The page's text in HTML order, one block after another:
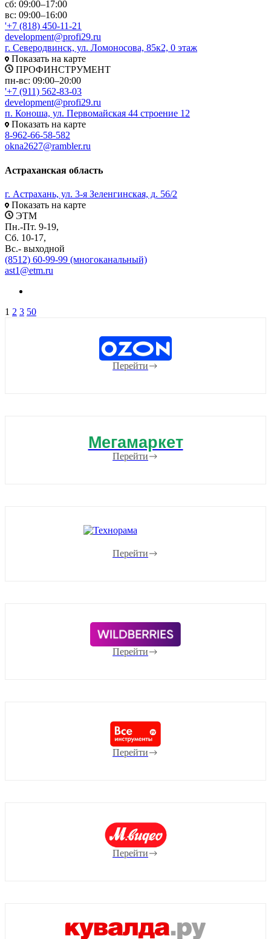
сб: 09:00–17:00
вс: 09:00–16:00
'+7 (818) 450-11-21
development@profi29.ru
г. Северодвинск, ул. Ломоносова, 85к2, 0 этаж
Показать на карте
ПРОФИНСТРУМЕНТ
пн-вс: 09:00–20:00
'+7 (911) 562-83-03
development@profi29.ru
п. Коноша, ул. Первомайская 44 строение 12
Показать на карте
8-962-66-58-582
okna2627@rambler.ru
Астраханская область
г. Астрахань, ул. 3-я Зеленгинская, д. 56/2
Показать на карте
ЭТМ
Пн.-Пт. 9-19,
Сб. 10-17,
Вс.- выходной
(8512) 60-99-99 (многоканальный)
ast1@etm.ru
1 2 3 50
Перейти
Мегамаркет
Перейти
Перейти
Перейти
Перейти
Перейти